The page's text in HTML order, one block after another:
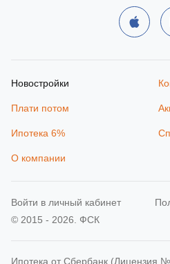
Новостройки
Плати потом
Ипотека 6%
О компании
© 2015 - 2026. ФСК
Ипотека от Сбербанк (Лицензия
Войти в личный кабинет